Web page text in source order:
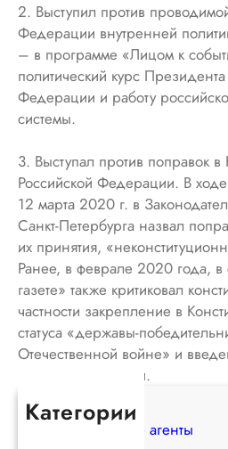
2. Выступил против
Федерации внутренней
– в программе «Лицом к
политический курс
Федерации и работу
системы.
3. Выступал против поправок в
Российской Федерации. В
12 марта 2020 г. в
Санкт-Петербурга назвал
их принятия,
Ранее, в феврале 2020 года, в
газете» также критиковал
частности закрепление в
статуса «державы-
Отечественной войне» и
искажение истории.
Категории
Иностранные агенты